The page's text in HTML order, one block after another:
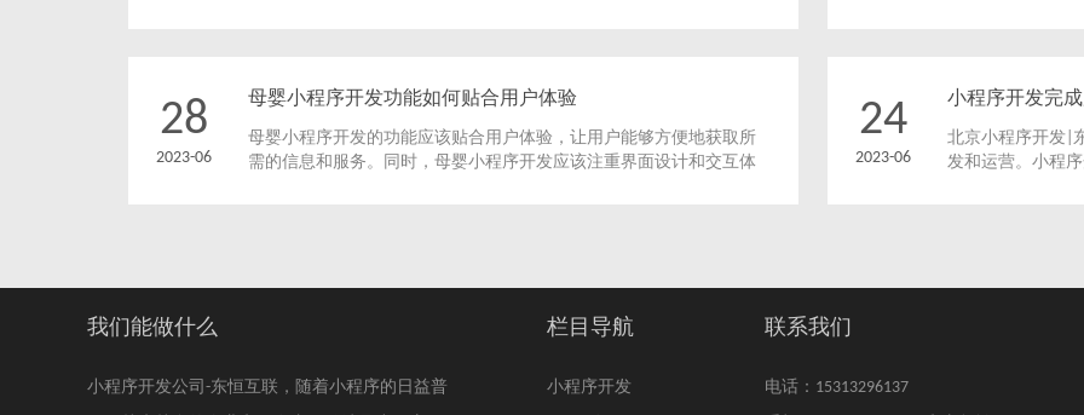
28
2023-06
母婴小程序开发功能如何贴合用户体验
母婴小程序开发的功能应该贴合用户体验，让用户能够方便地获取所
需的信息和服务。同时，母婴小程序开发应该注重界面设计和交互体
24
2023-06
小程序开发完
北京小程序开发|
发和运营。小程
我们能做什么
小程序开发公司-东恒互联，​随着小程序的日益普
栏目导航
小程序开发
联系我们
电话：15313296137